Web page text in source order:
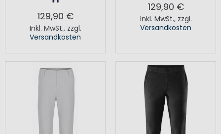
129,90 €
Inkl. MwSt., zzgl.
Versandkosten
129,90 €
Inkl. MwSt., zzgl.
Versandkosten